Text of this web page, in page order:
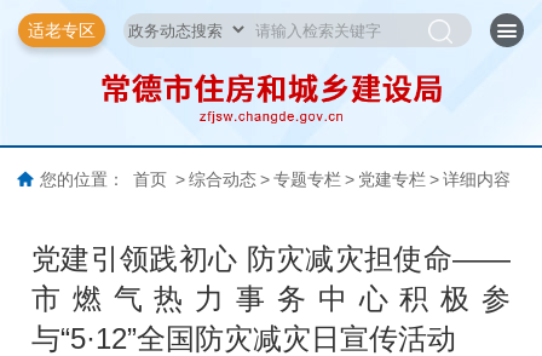
适老专区
您的位置： 首页 > 综合动态 > 专题专栏 > 党建专栏 > 详细内容
党建引领践初心 防灾减灾担使命——
市燃气热力事务中心积极参
与“5·12”全国防灾减灾日宣传活动